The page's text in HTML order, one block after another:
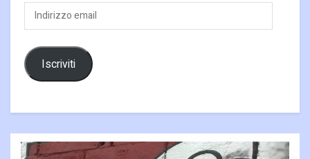
Indirizzo
email
Iscriviti